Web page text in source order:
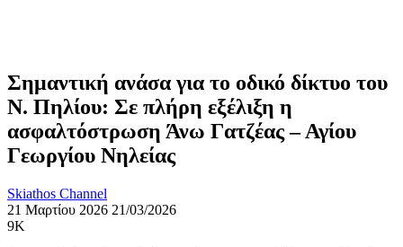
Σημαντική ανάσα για το οδικό δίκτυο του
Ν. Πηλίου: Σε πλήρη εξέλιξη η
ασφαλτόστρωση Άνω Γατζέας – Αγίου
Γεωργίου Νηλείας
Skiathos Channel
21 Μαρτίου 2026 21/03/2026
9K